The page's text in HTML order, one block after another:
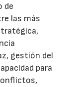
de
las más
gestión del
para